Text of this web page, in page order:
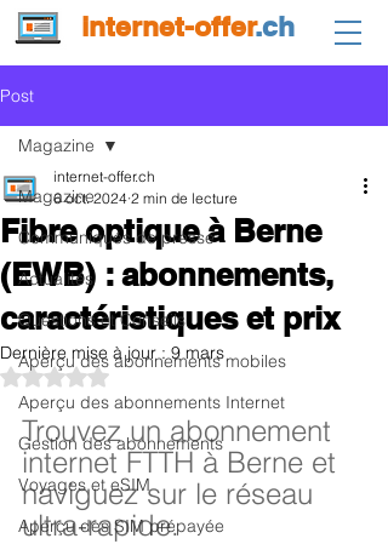
internet-offer.ch
Post
Magazine
Communiqués de presse
Actualités
Questions et Conseils
Aperçu des abonnements mobiles
Aperçu des abonnements Internet
Gestion des abonnements
Voyages et eSIM
Aperçu des SIM prépayée
Magazine
Fibre optique à Berne
(EWB) : abonnements,
caractéristiques et prix
internet-offer.ch
6 oct. 2024 2 min de lecture
Dernière mise à jour :9 mars
Noté NaN étoiles sur 5.
Trouvez un abonnement
internet FTTH à Berne et
naviguez sur le réseau
ultra-rapide.